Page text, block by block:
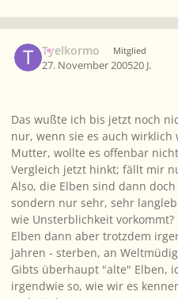
Tyelkormo Mitglied
27. November 200520 J.
Das wußte ich bis jetzt noch
nur, wenn sie es auch wirklich
Mutter, wollte es offenbar
Vergleich jetzt hinkt; fällt mir
Also, die Elben sind dann
sondern nur sehr, sehr
wie Unsterblichkeit
Elben dann aber trotzdem
Jahren - sterben, an
Gibts überhaupt "alte" Elben,
irgendwie so, wie wir es